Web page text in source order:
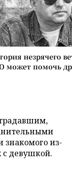
незрячего
может помочь
знакомого из-
с девушкой.